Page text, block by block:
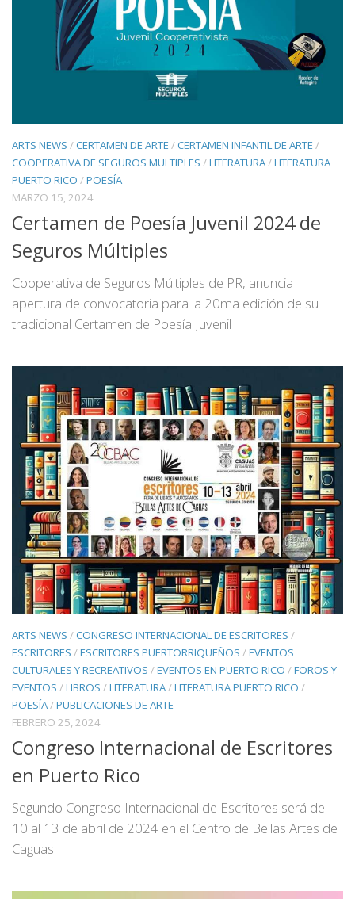
ARTS NEWS /CERTAMEN DE ARTE /CERTAMEN INFANTIL DE ARTE /
COOPERATIVA DE SEGUROS MULTIPLES /LITERATURA /LITERATURA
PUERTO RICO /POESÍA
MARZO 15, 2024
Certamen de Poesía Juvenil 2024 de
Seguros Múltiples
Cooperativa de Seguros Múltiples de PR, anuncia
apertura de convocatoria para la 20ma edición de su
tradicional Certamen de Poesía Juvenil
ARTS NEWS /CONGRESO INTERNACIONAL DE ESCRITORES /
ESCRITORES /ESCRITORES PUERTORRIQUEÑOS /EVENTOS
CULTURALES Y RECREATIVOS /EVENTOS EN PUERTO RICO /FOROS Y
EVENTOS /LIBROS /LITERATURA/LITERATURA PUERTO RICO /
POESÍA/PUBLICACIONES DE ARTE
FEBRERO 25, 2024
Congreso Internacional de Escritores
en Puerto Rico
Segundo Congreso Internacional de Escritores será del
10 al 13 de abril de 2024 en el Centro de Bellas Artes de
Caguas